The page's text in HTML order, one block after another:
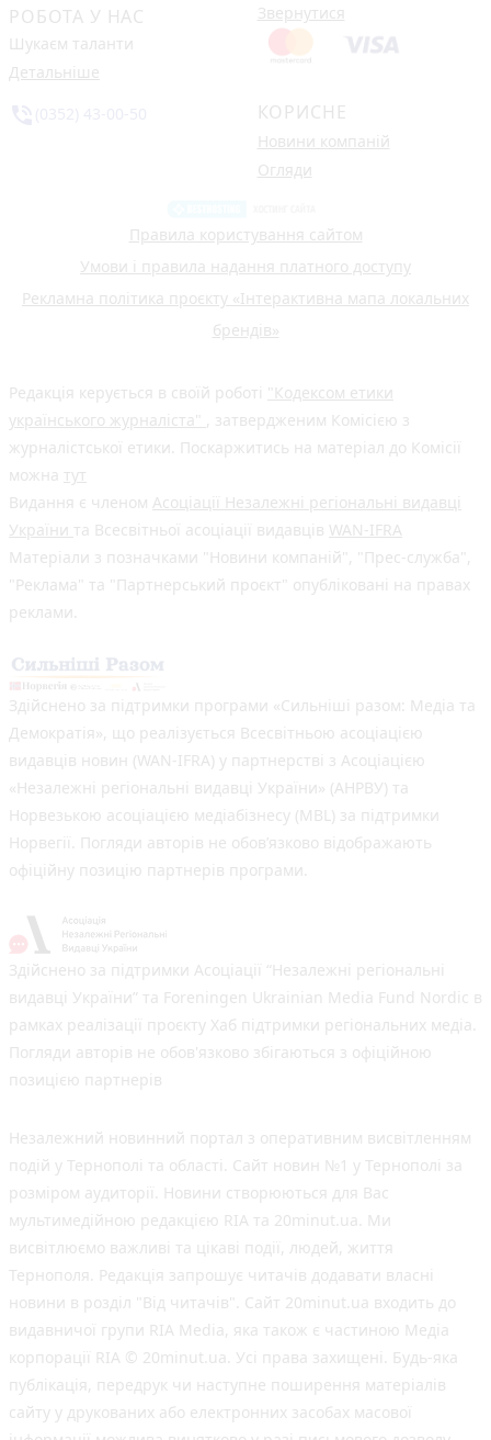
РОБОТА У НАС
Шукаєм таланти
Детальніше
Звернутися
КОРИСНЕ
Новини компаній
Огляди
Правила користування сайтом
Умови і правила надання платного доступу
Рекламна політика проєкту «Інтерактивна мапа локальних
брендів»
Редакція керується в своїй роботі "Кодексом етики
українського журналіста" , затвердженим Комісією з
журналістської етики. Поскаржитись на матеріал до Комісії
можна тут
Видання є членом Асоціації Незалежні регіональні видавці
України та Всесвітньої асоціації видавців WAN-IFRA
Матеріали з позначками "Новини компаній", "Прес-служба",
"Реклама" та "Партнерський проєкт" опубліковані на правах
реклами.
Здійснено за підтримки програми «Сильніші разом: Медіа та
Демократія», що реалізується Всесвітньою асоціацією
видавців новин (WAN-IFRA) у партнерстві з Асоціацією
«Незалежні регіональні видавці України» (АНРВУ) та
Норвезькою асоціацією медіабізнесу (MBL) за підтримки
Норвегії. Погляди авторів не обов’язково відображають
офіційну позицію партнерів програми.
Здійснено за підтримки Асоціації “Незалежні регіональні
видавці України” та Foreningen Ukrainian Media Fund Nordic в
рамках реалізації проєкту Хаб підтримки регіональних медіа.
Погляди авторів не обов'язково збігаються з офіційною
позицією партнерів
Незалежний новинний портал з оперативним висвітленням
подій у Тернополі та області. Сайт новин №1 у Тернополі за
розміром аудиторії. Новини створюються для Вас
мультимедійною редакцією RIA та 20minut.ua. Ми
висвітлюємо важливі та цікаві події, людей, життя
Тернополя. Редакція запрошує читачів додавати власні
новини в розділ "Від читачів". Сайт 20minut.ua входить до
видавничої групи RIA Media, яка також є частиною Медіа
корпорації RIA © 20minut.ua. Усі права захищені. Будь-яка
публiкацiя, передрук чи наступне поширення матеріалів
сайту у друкованих або електронних засобах масової